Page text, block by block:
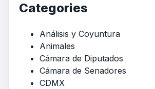
Categories
Análisis y Coyuntura
Animales
Cámara de Diputados
Cámara de Senadores
CDMX